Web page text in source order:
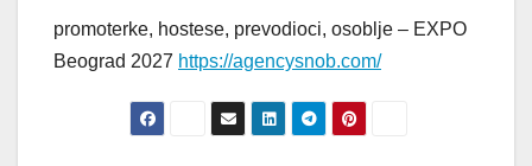
promoterke, hostese, prevodioci, osoblje – EXPO
Beograd 2027 https://agencysnob.com/